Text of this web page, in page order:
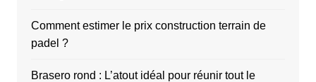
Comment estimer le prix construction terrain de
padel ?
Brasero rond : L’atout idéal pour réunir tout le